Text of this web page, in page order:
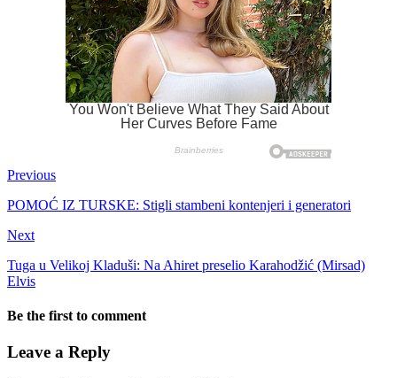
Previous
POMOĆ IZ TURSKE: Stigli stambeni kontenjeri i generatori
Next
Tuga u Velikoj Kladuši: Na Ahiret preselio Karahodžić (Mirsad)
Elvis
Be the first to comment
Leave a Reply